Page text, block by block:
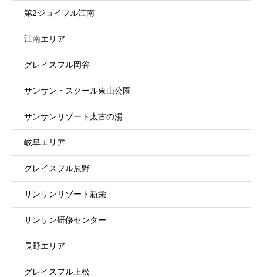
第2ジョイフル江南
江南エリア
グレイスフル岡谷
サンサン・スクール東山公園
サンサンリゾート太古の湯
岐阜エリア
グレイスフル辰野
サンサンリゾート新栄
サンサン研修センター
長野エリア
グレイスフル上松